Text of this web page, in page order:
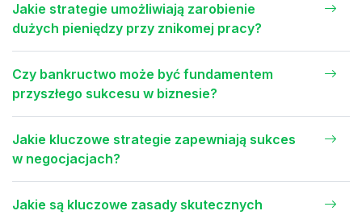
Jakie strategie umożliwiają zarobienie
dużych pieniędzy przy znikomej pracy?
Czy bankructwo może być fundamentem
przyszłego sukcesu w biznesie?
Jakie kluczowe strategie zapewniają sukces
w negocjacjach?
Jakie są kluczowe zasady skutecznych